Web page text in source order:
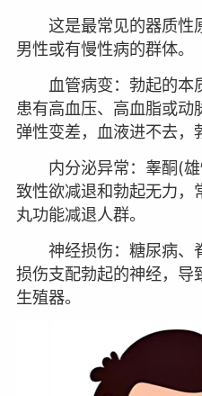
这是最常见的器质性
男性或有慢性病的群体。
血管病变：勃起的本
患有高血压、高血脂或
弹性变差，血液进不去，
内分泌异常：睾酮(雄
致性欲减退和勃起无力，
丸功能减退人群。
神经损伤：糖尿病、
损伤支配勃起的神经，导
生殖器。